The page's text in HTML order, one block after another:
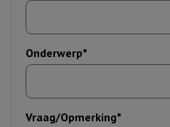
Onderwerp*
Vraag/Opmerking*